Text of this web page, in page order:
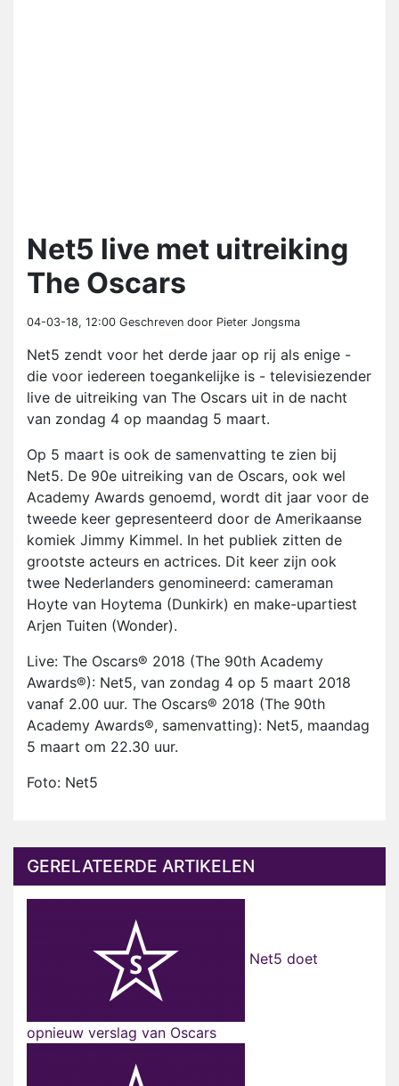
Net5 live met uitreiking
The Oscars
04-03-18, 12:00 Geschreven door Pieter Jongsma
Net5 zendt voor het derde jaar op rij als enige -
die voor iedereen toegankelijke is - televisiezender
live de uitreiking van The Oscars uit in de nacht
van zondag 4 op maandag 5 maart.
Op 5 maart is ook de samenvatting te zien bij
Net5. De 90e uitreiking van de Oscars, ook wel
Academy Awards genoemd, wordt dit jaar voor de
tweede keer gepresenteerd door de Amerikaanse
komiek Jimmy Kimmel. In het publiek zitten de
grootste acteurs en actrices. Dit keer zijn ook
twee Nederlanders genomineerd: cameraman
Hoyte van Hoytema (Dunkirk) en make-upartiest
Arjen Tuiten (Wonder).
Live: The Oscars® 2018 (The 90th Academy
Awards®): Net5, van zondag 4 op 5 maart 2018
vanaf 2.00 uur. The Oscars® 2018 (The 90th
Academy Awards®, samenvatting): Net5, maandag
5 maart om 22.30 uur.
Foto: Net5
GERELATEERDE ARTIKELEN
Net5 doet
opnieuw verslag van Oscars